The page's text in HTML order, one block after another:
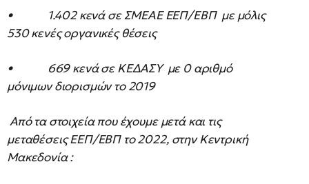
• 1.402 κενά σε ΣΜΕΑΕ ΕΕΠ/ΕΒΠ με μόλις
530 κενές οργανικές θέσεις
• 669 κενά σε ΚΕΔΑΣΥ με 0 αριθμό
μόνιμων διορισμών το 2019
Από τα στοιχεία που έχουμε μετά και τις
μεταθέσεις ΕΕΠ/ΕΒΠ το 2022, στην Κεντρική
Μακεδονία :